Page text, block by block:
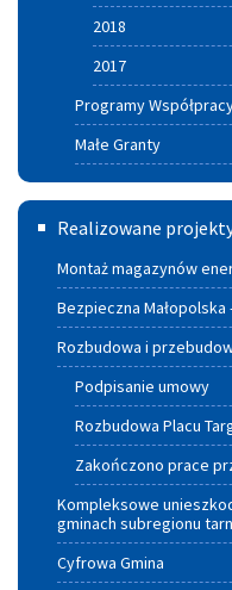
2018
2017
Programy
Małe Granty
Termomodernizacja
Realizowane
Montaż magazynów
Bezpieczna Małopolska
Rozbudowa i
Podpisanie umowy
Rozbudowa Placu
Zakończono prace
Kompleksowe
gminach subregionu
Cyfrowa Gmina